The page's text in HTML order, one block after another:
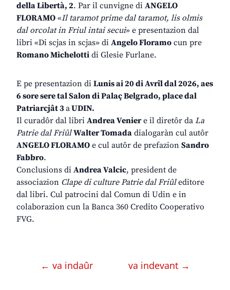
della Libertà, 2. Par il cunvigne di ANGELO
FLORAMO «Il taramot prime dal taramot, lis olmis
dal orcolat in Friul intai secui» e presentazion dal
libri «Di scjas in scjas» di Angelo Floramo cun pre
Romano Michelotti di Glesie Furlane.
E pe presentazion di Lunis ai 20 di Avrîl dal 2026, aes
6 sore sere tal Salon di Palaç Belgrado, place dal
Patriarcjât 3 aUDIN.
Il curadôr dal libri Andrea Veniere il diretôr da La
Patrie dal Friûl Walter Tomada dialogaràn cul autôr
ANGELO FLORAMO e cul autôr de prefazion Sandro
Fabbro.
Conclusions di Andrea Valcic, president de
associazion Clape di culture Patrie dal Friûleditore
dal libri. Cul patrocini dal Comun di Udin e in
colaborazion cun la Banca 360 Credito Cooperativo
FVG.
← va indaûr va indevant →